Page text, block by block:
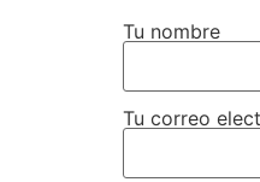
Tu nombre
Tu correo